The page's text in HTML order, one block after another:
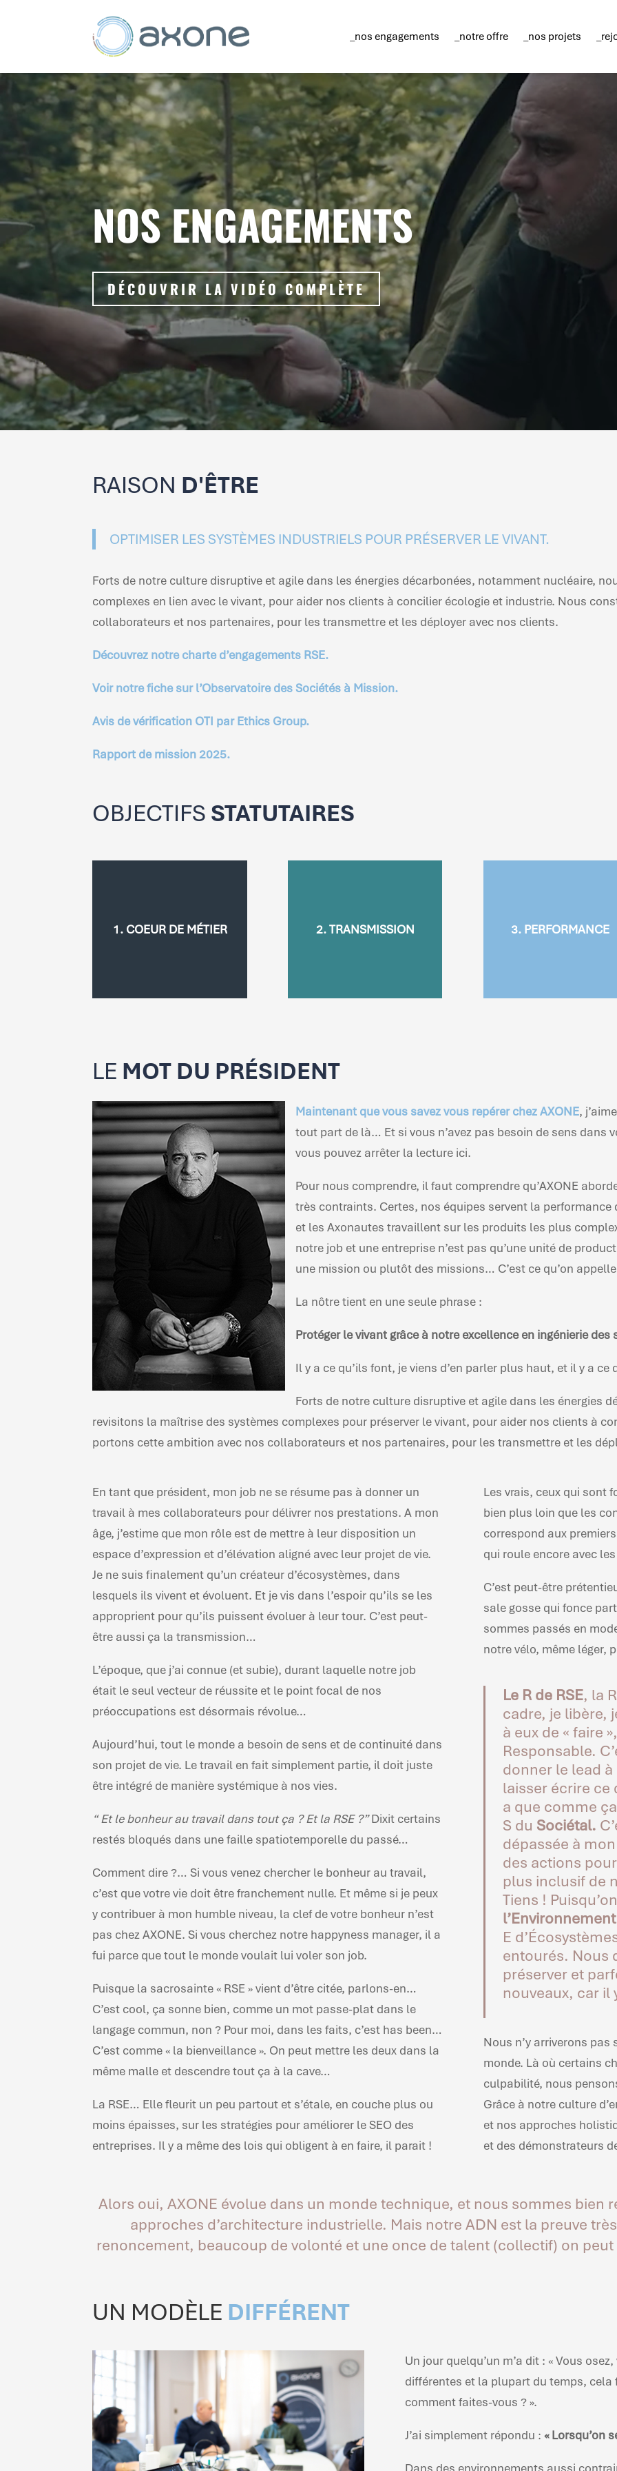
_nos engagements _notre offre _nos projets
vidéo
NOS ENGAGEMENTS
DÉCOUVRIR LA VIDÉO COMPLÈTE
RAISON D'ÊTRE
OPTIMISER LES SYSTÈMES INDUSTRIELS POUR PRÉSERVER LE VIVANT.
Forts de notre culture disruptive et agile dans les énergies décarbonées, notamment nucléaire,
complexes en lien avec le vivant, pour aider nos clients à concilier écologie et industrie. Nous
collaborateurs et nos partenaires, pour les transmettre et les déployer avec nos clients.
Découvrez notre charte d’engagements RSE.
Voir notre fiche sur l’Observatoire des Sociétés à Mission.
Avis de vérification OTI par Ethics Group.
Rapport de mission 2025.
OBJECTIFS STATUTAIRES
1. COEUR DE MÉTIER
industrielles sobres et
fondées sur les énergies
2. TRANSMISSION
planétaires auprès de nos
collaborateurs et
3. PERFORMANCE
en mesurant et
l’impact positif de nos
LE MOT DU PRÉSIDENT
Maintenant que vous savez vous repérer chez AXONE,
tout part de là… Et si vous n’avez pas besoin de sens dans
vous pouvez arrêter la lecture ici.
Pour nous comprendre, il faut comprendre qu’AXONE
très contraints. Certes, nos équipes servent la
et les Axonautes travaillent sur les produits les plus
notre job et une entreprise n’est pas qu’une unité de
une mission ou plutôt des missions… C’est ce qu’on
La nôtre tient en une seule phrase :
Protéger le vivant grâce à notre excellence en ingénierie
Il y a ce qu’ils font, je viens d’en parler plus haut, et il y a ce
Forts de notre culture disruptive et agile dans les énergies
revisitons la maîtrise des systèmes complexes pour préserver le vivant, pour aider nos clients à
portons cette ambition avec nos collaborateurs et nos partenaires, pour les transmettre et les
En tant que président, mon job ne se résume pas à donner un
travail à mes collaborateurs pour délivrer nos prestations. A mon
âge, j’estime que mon rôle est de mettre à leur disposition un
espace d’expression et d’élévation aligné avec leur projet de vie.
Je ne suis finalement qu’un créateur d’écosystèmes, dans
lesquels ils vivent et évoluent. Et je vis dans l’espoir qu’ils se les
approprient pour qu’ils puissent évoluer à leur tour. C’est peut-
être aussi ça la transmission…
L’époque, que j’ai connue (et subie), durant laquelle notre job
était le seul vecteur de réussite et le point focal de nos
préoccupations est désormais révolue…
Aujourd’hui, tout le monde a besoin de sens et de continuité dans
son projet de vie. Le travail en fait simplement partie, il doit juste
être intégré de manière systémique à nos vies.
“ Et le bonheur au travail dans tout ça ? Et la RSE ?”Dixit certains
restés bloqués dans une faille spatiotemporelle du passé…
Comment dire ?… Si vous venez chercher le bonheur au travail,
c’est que votre vie doit être franchement nulle. Et même si je peux
y contribuer à mon humble niveau, la clef de votre bonheur n’est
pas chez AXONE. Si vous cherchez notre happyness manager, il a
fui parce que tout le monde voulait lui voler son job.
Puisque la sacrosainte « RSE » vient d’être citée, parlons-en…
C’est cool, ça sonne bien, comme un mot passe-plat dans le
langage commun, non ? Pour moi, dans les faits, c’est has been…
C’est comme « la bienveillance ». On peut mettre les deux dans la
même malle et descendre tout ça à la cave…
La RSE… Elle fleurit un peu partout et s’étale, en couche plus ou
moins épaisses, sur les stratégies pour améliorer le SEO des
entreprises. Il y a même des lois qui obligent à en faire, il parait !
Les vrais, ceux qui sont
bien plus loin que les
correspond aux
qui roule encore avec
C’est peut-être
sale gosse qui fonce
sommes passés en
notre vélo, même léger,
Le R de RSE, la
cadre, je libère,
à eux de « faire
Responsable.
donner le lead
laisser écrire ce
a que comme
S du Sociétal.
dépassée à
des actions
plus inclusif de
Tiens !
l’Environnement
E
entourés. Nous
préserver et
nouveaux, car il
Nous n’y arriverons
monde. Là où certains
culpabilité, nous
Grâce à notre culture
et nos approches
et des démonstrateurs
Alors oui, AXONE évolue dans un monde technique, et nous sommes bien
approches d’architecture industrielle. Mais notre ADN est la preuve
renoncement, beaucoup de volonté et une once de talent (collectif) on
UN MODÈLE DIFFÉRENT
Un jour quelqu’un m’a dit : « Vous
différentes et la plupart du temps,
comment faites-vous ? ».
J’ai simplement répondu :« Lorsqu’on